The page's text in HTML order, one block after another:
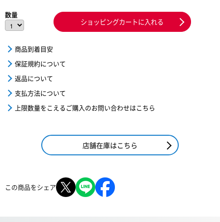
数量
ショッピングカートに入れる
商品到着目安
保証規約について
返品について
支払方法について
上限数量をこえるご購入のお問い合わせはこちら
店舗在庫はこちら
この商品をシェア